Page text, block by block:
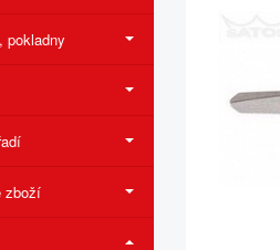
pokladny
zboží